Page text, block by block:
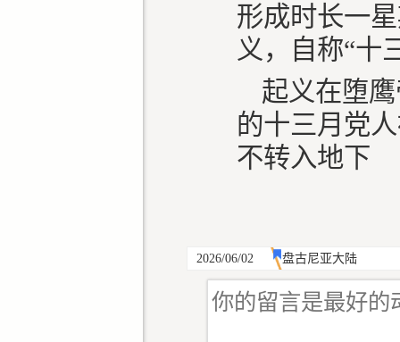
形成时长一
义，自称“十
起义在堕
的十三月党
不转入地下
2026/06/02 盘古尼亚大陆